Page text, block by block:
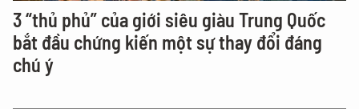
3 “thủ phủ” của giới siêu giàu Trung Quốc
bắt đầu chứng kiến một sự thay đổi đáng
chú ý